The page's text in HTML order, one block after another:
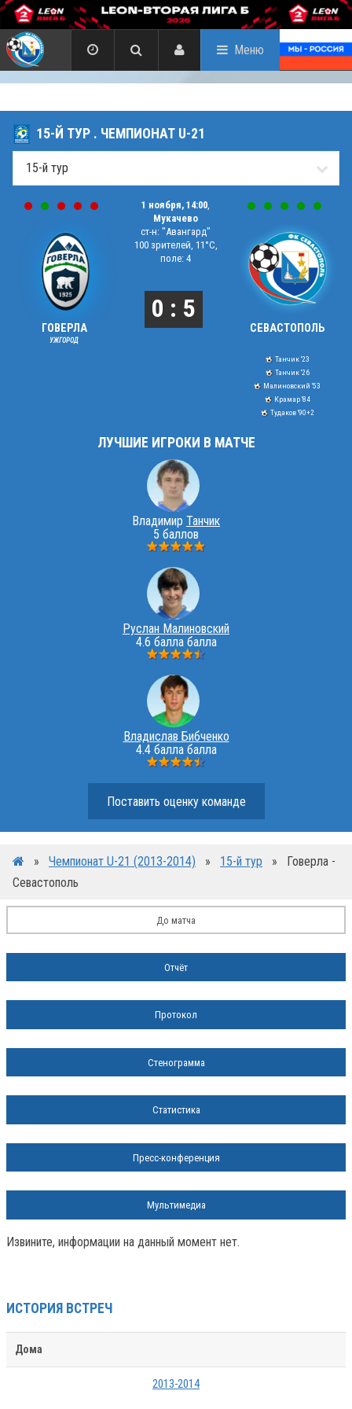
Меню
15-Й ТУР . ЧЕМПИОНАТ U-21
ГОВЕРЛА
УЖГОРОД
1 ноября, 14:00
Мукачево
ст-н: "Авангард"
100 зрителей, 11°C,
поле: 4
0 : 5
СЕВАСТОПОЛЬ
Танчик '23
Танчик '26
Малиновский '53
Крамар '84
Тудаков '90+2
ЛУЧШИЕ ИГРОКИ В МАТЧЕ
Владимир Танчик
5 баллов
Руслан Малиновский
4.6 балла балла
Владислав Бибченко
4.4 балла балла
Поставить оценку команде
» Чемпионат U-21 (2013-2014) » 15-й тур »
Говерла -
Севастополь
До матча
Отчёт
Протокол
Стенограмма
Статистика
Пресс-конференция
Мультимедиа
Извините, информации на данный момент нет.
ИСТОРИЯ ВСТРЕЧ
Дома
2013-2014